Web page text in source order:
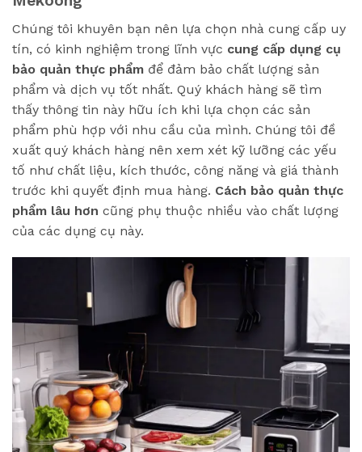
Chúng tôi khuyên bạn nên lựa chọn nhà cung cấp uy
tín, có kinh nghiệm trong lĩnh vực cung cấp dụng cụ
bảo quản thực phẩm để đảm bảo chất lượng sản
phẩm và dịch vụ tốt nhất. Quý khách hàng sẽ tìm
thấy thông tin này hữu ích khi lựa chọn các sản
phẩm phù hợp với nhu cầu của mình. Chúng tôi đề
xuất quý khách hàng nên xem xét kỹ lưỡng các yếu
tố như chất liệu, kích thước, công năng và giá thành
trước khi quyết định mua hàng. Cách bảo quản thực
phẩm lâu hơn cũng phụ thuộc nhiều vào chất lượng
của các dụng cụ này.